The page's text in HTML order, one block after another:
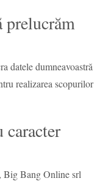
prelucrăm
datele dumneavoastră
realizarea scopurilor
caracter
Big Bang Online srl